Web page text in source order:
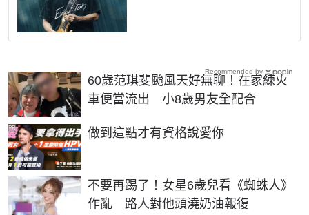
60歲范琪斐颱風天好無聊！在家練火
車便當流出 小8歲男友全配合
做到這點才有資格說愛你
PR
不要再踢了！女星6歲兒看《蜘蛛人》
作亂 路人對他頭澆奶油報復
Recommended by